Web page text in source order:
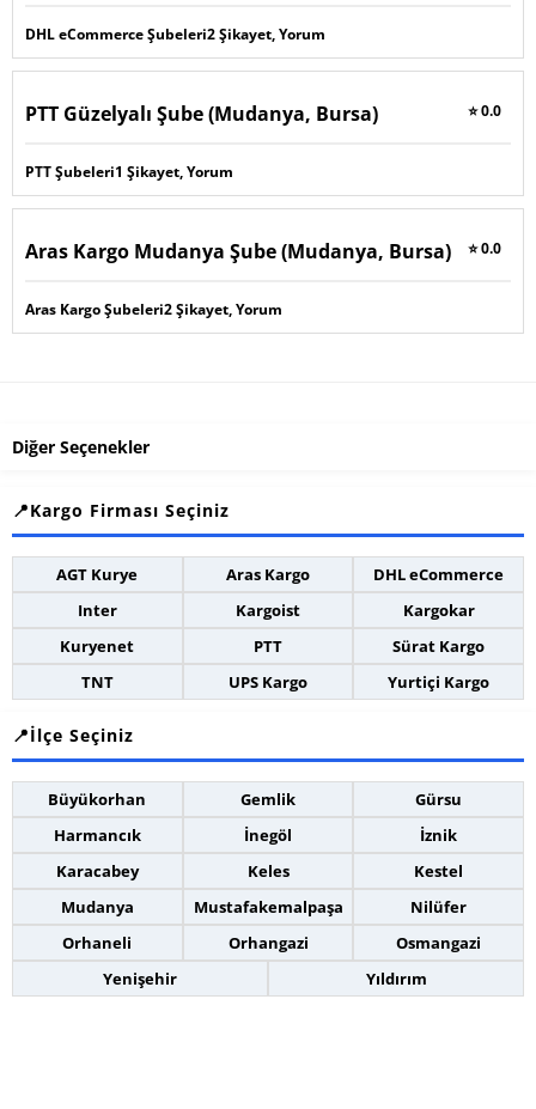
DHL eCommerce Şubeleri2 Şikayet, Yorum
PTT Güzelyalı Şube (Mudanya, Bursa) ⭐ 0.0
PTT Şubeleri1 Şikayet, Yorum
Aras Kargo Mudanya Şube (Mudanya, Bursa) ⭐ 0.0
Aras Kargo Şubeleri2 Şikayet, Yorum
Diğer Seçenekler
Kargo Firması Seçiniz
AGT Kurye Aras Kargo
DHL eCommerce
Inter
Kargoist
Kargokar
Kuryenet
PTT
Sürat Kargo
TNT
UPS Kargo Yurtiçi Kargo
İlçe Seçiniz
Büyükorhan Gemlik
Gürsu
Harmancık
İnegöl
İznik
Karacabey
Keles
Kestel
Mudanya
Mustafakemalpaşa
Nilüfer
Orhaneli
Orhangazi
Osmangazi
Yenişehir
Yıldırım